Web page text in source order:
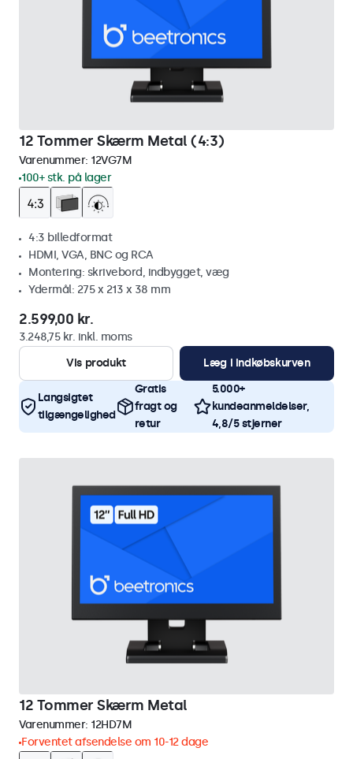
12 Tommer Skærm Metal (4:3)
Varenummer: 12VG7M
100+ stk. på lager
4:3 billedformat
HDMI, VGA, BNC og RCA
Montering: skrivebord, indbygget, væg
Ydermål: 275 x 213 x 38 mm
2.599,00 kr.
3.248,75 kr. inkl. moms
Vis produkt
Læg i indkøbskurven
Langsigtet
tilgængelighed
Gratis
fragt og
retur
5.000+
kundeanmeldelser,
4,8/5 stjerner
12 Tommer Skærm Metal
Varenummer: 12HD7M
Forventet afsendelse om 10-12 dage